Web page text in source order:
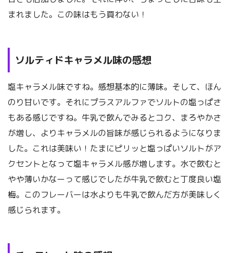
まれました。この味はもう買わない！
ソルティドキャラメル味の感想
塩キャラメル味ですね。感想基本的に薄味。そして、ほん
のり甘いです。それにプラスアルファでソルトの塩っぱさ
もある感じですね。牛乳で飲んでみるとコク、まろやかさ
が増し、よりキャラメルの旨味が感じられるようになりま
した。これは美味い！たまにピリッと塩っぱいソルトがア
クセントとなって塩キャラメル感が増します。水で飲むと
やや薄いかなーって感じでしたが牛乳で飲むと丁度良い塩
梅。このフレーバーは水よりも牛乳で飲んだ方が美味しく
感じられます。